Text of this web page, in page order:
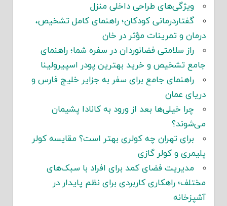
ویژگی‌های طراحی داخلی منزل
گفتاردرمانی کودکان؛ راهنمای کامل تشخیص،
درمان و تمرینات مؤثر در خان
راز سلامتی فضانوردان در سفره شما؛ راهنمای
جامع تشخیص و خرید بهترین پودر اسپیرولینا
راهنمای جامع برای سفر به جزایر خلیج فارس و
دریای عمان
چرا خیلی‌ها بعد از ورود به کانادا پشیمان
می‌شوند؟
برای تهران چه کولری بهتر است؟ مقایسه کولر
پلیمری و کولر گازی
مدیریت فضای کمد برای افراد با سبک‌های
مختلف؛ راهکاری کاربردی برای نظم پایدار در
آشپزخانه